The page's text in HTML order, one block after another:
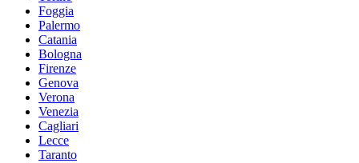
Foggia
Palermo
Catania
Bologna
Firenze
Genova
Verona
Venezia
Cagliari
Lecce
Taranto